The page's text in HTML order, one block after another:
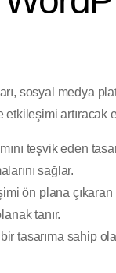
sosyal medya
etkileşimi
teşvik eden
sağlar.
ön plana çıkaran
tanır.
tasarıma sahip